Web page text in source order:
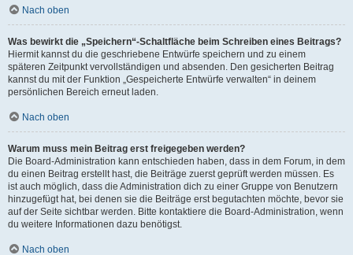
Nach oben
Was bewirkt die „Speichern“-Schaltfläche beim Schreiben eines Beitrags?
Hiermit kannst du die geschriebene Entwürfe speichern und zu einem
späteren Zeitpunkt vervollständigen und absenden. Den gesicherten Beitrag
kannst du mit der Funktion „Gespeicherte Entwürfe verwalten“ in deinem
persönlichen Bereich erneut laden.
Nach oben
Warum muss mein Beitrag erst freigegeben werden?
Die Board-Administration kann entschieden haben, dass in dem Forum, in dem
du einen Beitrag erstellt hast, die Beiträge zuerst geprüft werden müssen. Es
ist auch möglich, dass die Administration dich zu einer Gruppe von Benutzern
hinzugefügt hat, bei denen sie die Beiträge erst begutachten möchte, bevor sie
auf der Seite sichtbar werden. Bitte kontaktiere die Board-Administration, wenn
du weitere Informationen dazu benötigst.
Nach oben